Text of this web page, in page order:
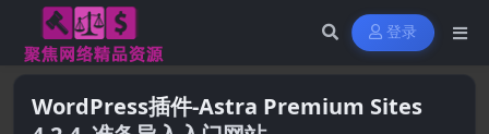
登录
WordPress插件-Astra Premium Sites